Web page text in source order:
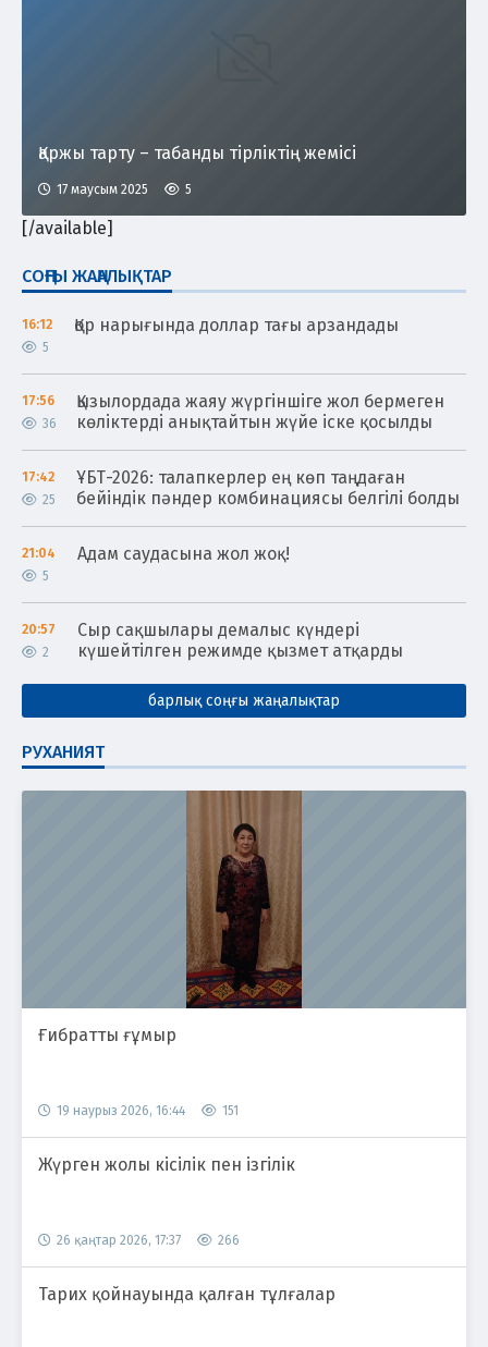
СОҢҒЫ ЖАҢАЛЫҚТАР
16:12
5
Қор нарығында доллар тағы арзандады
17:56
36
Қызылордада жаяу жүргіншіге жол бермеген
көліктерді анықтайтын жүйе іске қосылды
17:42
25
ҰБТ-2026: талапкерлер ең көп таңдаған
бейіндік пәндер комбинациясы белгілі болды
21:04
5
Адам саудасына жол жоқ!
20:57
2
Сыр сақшылары демалыс күндері
күшейтілген режимде қызмет атқарды
барлық соңғы жаңалықтар
РУХАНИЯТ
Ғибратты ғұмыр
19 наурыз 2026, 16:44 151
Жүрген жолы кісілік пен ізгілік
26 қаңтар 2026, 17:37 266
Тарих қойнауында қалған тұлғалар
Қаржы тарту – табанды тірліктің жемісі
17 маусым 2025 5
[/available]